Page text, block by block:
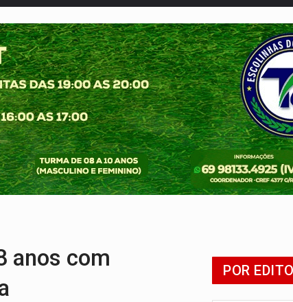
e drogas em boca de fumo
ações voltadas a PCD's
exercício antiaéreo
leva cinema amazônico a estudantes na escola
e tempo firme
ao bairro Nova Esperança
de Dança de Joinville
de patrimônio de R$ 29 mi
anos com
POR